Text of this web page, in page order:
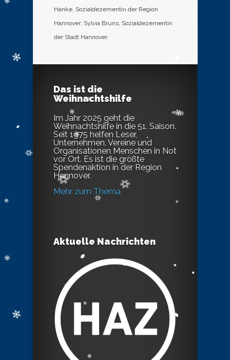
Hanke, Sozialdezernentin der Region
Hannover; Sylvia Bruns, Sozialdezernentin
der Stadt Hannover.
Das ist die
Weihnachtshilfe
Im Jahr 2025 geht die
Weihnachtshilfe in die 51. Saison.
Seit 1975 helfen Leser,
Unternehmen, Vereine und
Organisationen Menschen in Not
vor Ort. Es ist die größte
Spendenaktion in der Region
Hannover.
Mehr zum Thema
Aktuelle Nachrichten